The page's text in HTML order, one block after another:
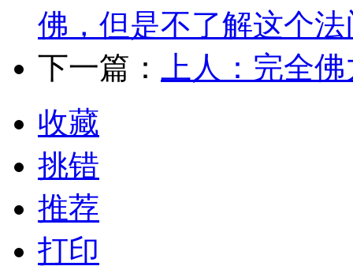
佛，但是不了解这个法
下一篇：
上人：完全
收藏
挑错
推荐
打印